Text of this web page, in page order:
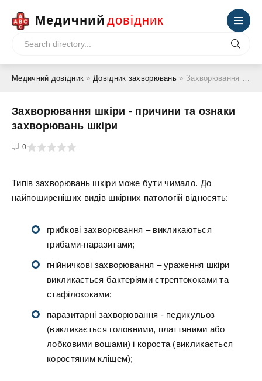
Медичний довідник
Медичний довідник »Довідник захворювань » Захворювання шкіри - причини та ознаки захворювань шкіри
Захворювання шкіри - причини та ознаки
захворювань шкіри
0
5
Типів захворювань шкіри може бути чимало. До
найпоширеніших видів шкірних патологій відносять:
грибкові захворювання – викликаються
грибами-паразитами;
гнійничкові захворювання – ураження шкіри
викликається бактеріями стрептококами та
стафілококами;
паразитарні захворювання - педикульоз
(викликається головними, платтяними або
лобковими вошами) і короста (викликається
коростяним кліщем);